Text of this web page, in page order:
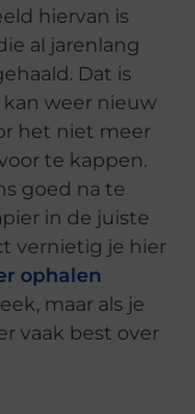
hiervan is
al jarenlang
Dat is
weer nieuw
het niet meer
te kappen.
goed na te
in de juiste
vernietig je hier
ophalen
maar als je
vaak best over